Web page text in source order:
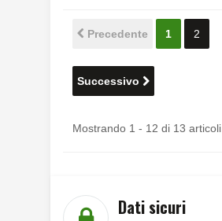
Precedente 1 2
Successivo
Mostrando 1 - 12 di 13 articoli
Dati sicuri